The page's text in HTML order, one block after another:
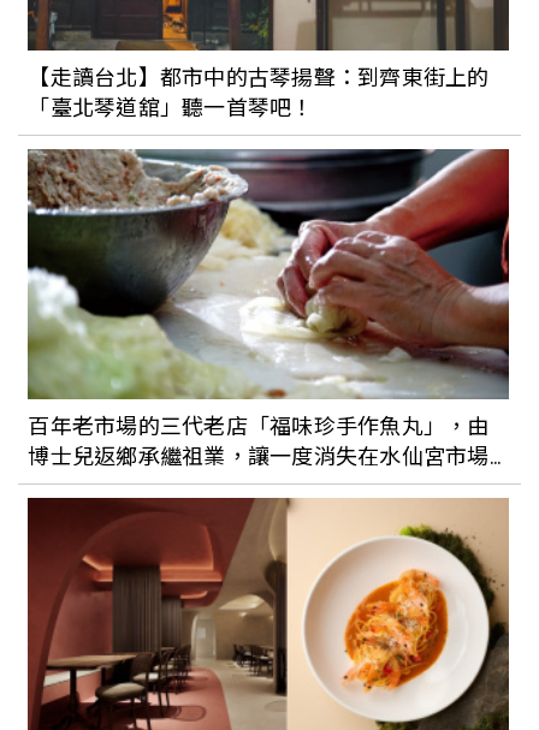
吉卜力最美電影票曝光：《神隱少女》數
位紀念版復古票卡出現千尋、無臉男、白
龍…等經典畫面重現
回憶殺！《灌籃高手》12/3日本上映，片
商公佈台灣可望於2023年1月上映
電影推薦：看《貓王艾維斯》前一定要知
道的幕後故事！電影經典重現1950-1970
年代貓王的搖滾風采
六月Netflix電影新片報！7部爽片獨家上
線影片，連山下智久、NBA球星都參一咖
共飆演技
【走讀台北】都市中的古琴揚聲：到齊東街上的
「臺北琴道舘」聽一首琴吧！
百年老市場的三代老店「福味珍手作魚丸」，由
博士兒返鄉承繼祖業，讓一度消失在水仙宮市場
的傳奇重起爐灶，帶來不變的手感與古早味